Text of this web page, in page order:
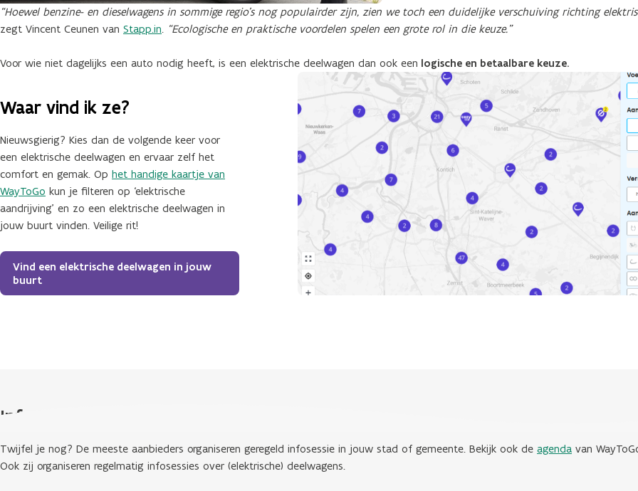
“Hoewel benzine- en dieselwagens in sommige regio’s nog populairder zijn, zien we toch een duidelijke verschuiving richting
zegt Vincent Ceunen van Stapp.in. “Ecologische en praktische voordelen spelen een grote rol in die keuze.”
Voor wie niet dagelijks een auto nodig heeft, is een elektrische deelwagen dan ook een logische en betaalbare keuze.
Waar vind ik ze?
Nieuwsgierig? Kies dan de volgende keer voor
een elektrische deelwagen en ervaar zelf het
comfort en gemak. Op het handige kaartje van
WayToGo kun je filteren op ‘elektrische
aandrijving’ en zo een elektrische deelwagen in
jouw buurt vinden. Veilige rit!
Vind een elektrische deelwagen in jouw
buurt
Infosessies
Twijfel je nog? De meeste aanbieders organiseren geregeld infosessie in jouw stad of gemeente. Bekijk ook de agenda van
Ook zij organiseren regelmatig infosessies over (elektrische) deelwagens.